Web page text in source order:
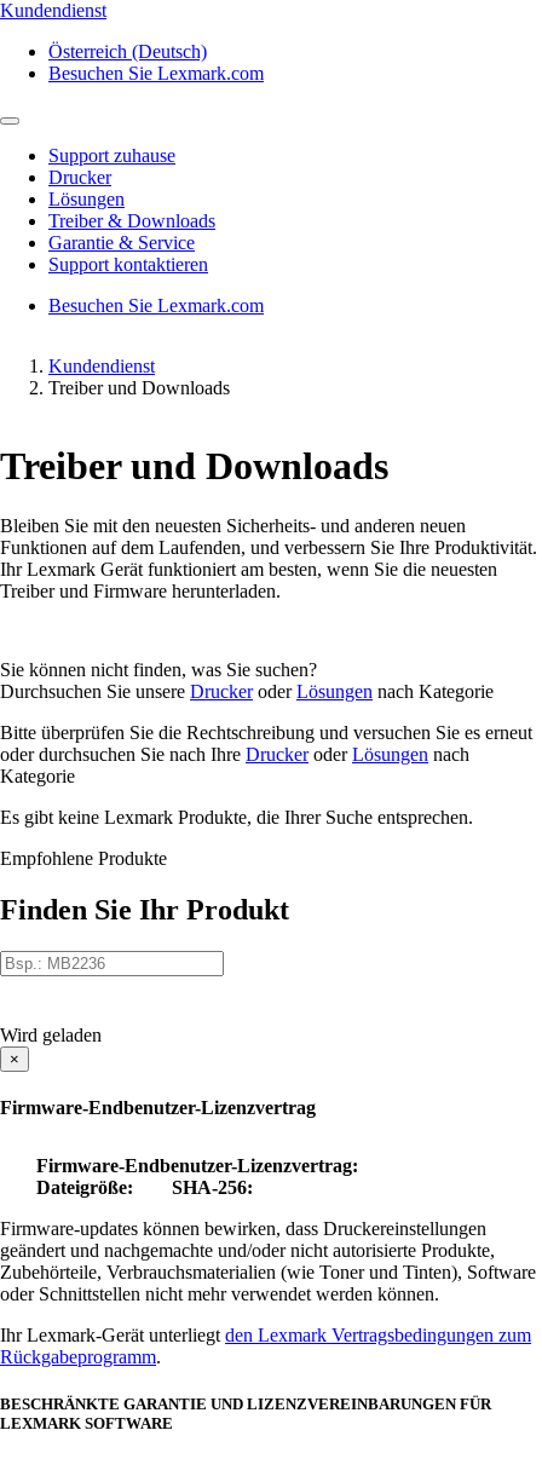
Kundendienst
Österreich (Deutsch)
Besuchen Sie Lexmark.com
Support zuhause
Drucker
Lösungen
Treiber & Downloads
Garantie & Service
Support kontaktieren
Besuchen Sie Lexmark.com
Kundendienst
Treiber und Downloads
Treiber und Downloads
Bleiben Sie mit den neuesten Sicherheits- und anderen neuen
Funktionen auf dem Laufenden, und verbessern Sie Ihre Produktivität.
Ihr Lexmark Gerät funktioniert am besten, wenn Sie die neuesten
Treiber und Firmware herunterladen.
Sie können nicht finden, was Sie suchen?
Durchsuchen Sie unsere DruckeroderLösungen nach Kategorie
Bitte überprüfen Sie die Rechtschreibung und versuchen Sie es erneut
oder durchsuchen Sie nach Ihre DruckeroderLösungen nach
Kategorie
Es gibt keine Lexmark Produkte, die Ihrer Suche entsprechen.
Empfohlene Produkte
Finden Sie Ihr Produkt
Wird geladen
×
Firmware-Endbenutzer-Lizenzvertrag
Firmware-Endbenutzer-Lizenzvertrag:
Dateigröße:
SHA-256:
Firmware-updates können bewirken, dass Druckereinstellungen
geändert und nachgemachte und/oder nicht autorisierte Produkte,
Zubehörteile, Verbrauchsmaterialien (wie Toner und Tinten), Software
oder Schnittstellen nicht mehr verwendet werden können.
Ihr Lexmark-Gerät unterliegt den Lexmark Vertragsbedingungen zum
Rückgabeprogramm.
BESCHRÄNKTE GARANTIE UND LIZENZVEREINBARUNGEN FÜR
LEXMARK SOFTWARE